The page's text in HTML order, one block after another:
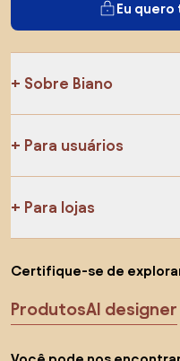
Eu
Sobre Biano
Para usuários
Para lojas
Certifique-se de
ProdutosAI designer